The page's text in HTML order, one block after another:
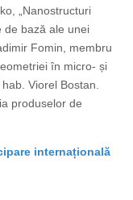
„Nanostructuri
de bază ale unei
Fomin, membru
în micro- și
Viorel Bostan.
produselor de
internațională